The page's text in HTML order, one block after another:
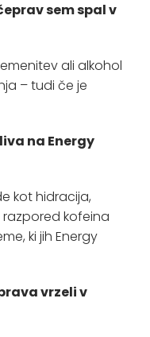
sem spal v
ali alkohol
– tudi če je
na Energy
kot hidracija,
kofeina
ki jih Energy
vrzeli v